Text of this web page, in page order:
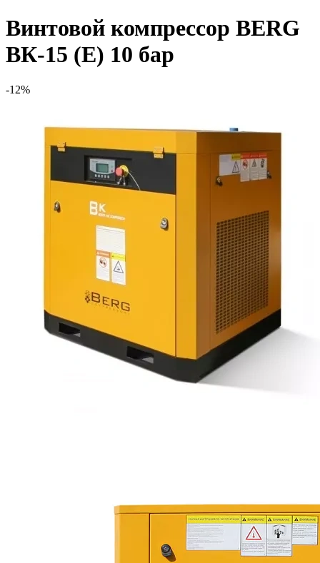
Винтовой компрессор BERG
ВК-15 (E) 10 бар
-12%